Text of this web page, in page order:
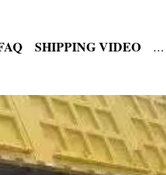
SHIPPING VIDEO …